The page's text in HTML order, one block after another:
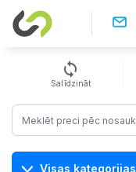
sync
Salīdzināt
Visas kategorijas